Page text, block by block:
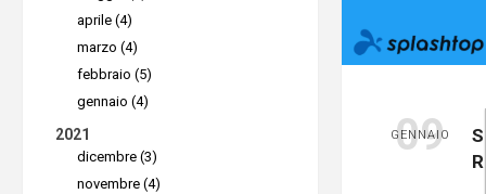
sulla
che
consente
sforzi
su
09
GENNAIO
aprile (4)
marzo (4)
febbraio (5)
gennaio (4)
2021
dicembre (3)
novembre (4)